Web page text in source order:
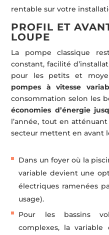
rentable sur votre
PROFIL ET
LOUPE
La pompe classique
constant, facilité
pour les petits et
pompes à vitesse
consommation selon les
économies d’énergie
l’année, tout en
secteur mettent en avant
Dans un foyer où la
variable devient une
électriques ramenées
usage).
Pour les bassins
complexes, la variable